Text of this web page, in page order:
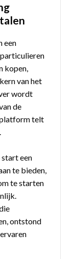
een
kopen,
van het
wordt
de
platform telt
een
te bieden,
te starten
ontstond
Zoeken